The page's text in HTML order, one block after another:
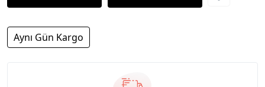
Aynı Gün Kargo